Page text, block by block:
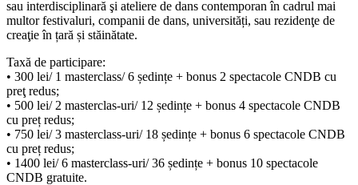
sau interdisciplinară şi ateliere de dans contemporan în cadrul mai
multor festivaluri, companii de dans, universități, sau rezidenţe de
creaţie în țară și stăinătate.
Taxă de participare:
• 300 lei/ 1 masterclass/ 6 ședințe + bonus 2 spectacole CNDB cu
preţ redus;
• 500 lei/ 2 masterclas-uri/ 12 ședințe + bonus 4 spectacole CNDB
cu preț redus;
• 750 lei/ 3 masterclass-uri/ 18 ședințe + bonus 6 spectacole CNDB
cu preț redus;
• 1400 lei/ 6 masterclass-uri/ 36 ședințe + bonus 10 spectacole
CNDB gratuite.